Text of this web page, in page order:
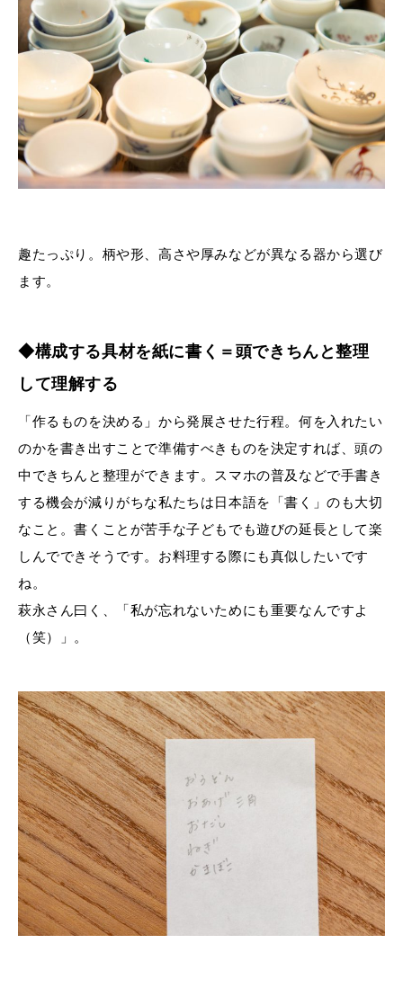
趣たっぷり。柄や形、高さや厚みなどが異なる器から選び
ます。
◆構成する具材を紙に書く＝頭できちんと整理
して理解する
「作るものを決める」から発展させた行程。何を入れたい
のかを書き出すことで準備すべきものを決定すれば、頭の
中できちんと整理ができます。スマホの普及などで手書き
する機会が減りがちな私たちは日本語を「書く」のも大切
なこと。書くことが苦手な子どもでも遊びの延長として楽
しんでできそうです。お料理する際にも真似したいです
ね。
萩永さん曰く、「私が忘れないためにも重要なんですよ
（笑）」。